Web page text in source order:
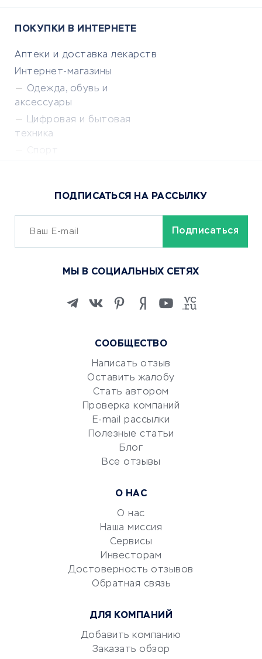
ПОКУПКИ В ИНТЕРНЕТЕ
Аптеки и доставка лекарств
Интернет-магазины
Одежда, обувь и
аксессуары
Цифровая и бытовая
техника
Сервисы доставки
ОБУЧЕНИЕ И РАБОТА
Изучение иностранных
Маркетинг и продажи
Репетиторство
Красота и здоровье
Сервисы по поиску работы
Сетевой маркетинг
УСЛУГИ ДЛЯ БИЗНЕСА
документооборот
Юридические компании
Аудиторские компании
Бухгалтерия онлайн
СООБЩЕСТВО
Написать отзыв
Оставить жалобу
Стать автором
Проверка компаний
E-mail рассылки
Полезные статьи
Блог
Все отзывы
О НАС
О нас
Наша миссия
Сервисы
Инвесторам
Достоверность отзывов
Обратная связь
ДЛЯ КОМПАНИЙ
Добавить компанию
Заказать обзор
ПОДПИСАТЬСЯ НА РАССЫЛКУ
МЫ В СОЦИАЛЬНЫХ СЕТЯХ